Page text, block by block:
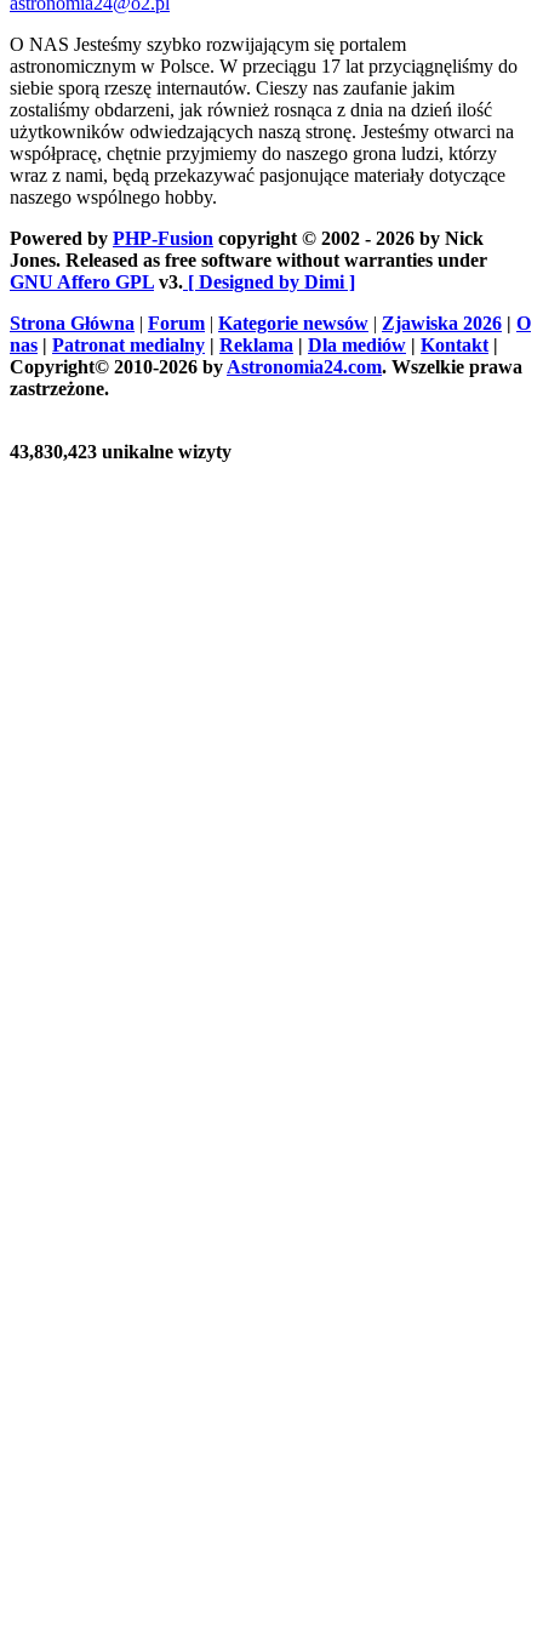
O NAS Jesteśmy szybko rozwijającym się portalem
astronomicznym w Polsce. W przeciągu 17 lat przyciągnęliśmy do
siebie sporą rzeszę internautów. Cieszy nas zaufanie jakim
zostaliśmy obdarzeni, jak również rosnąca z dnia na dzień ilość
użytkowników odwiedzających naszą stronę. Jesteśmy otwarci na
współpracę, chętnie przyjmiemy do naszego grona ludzi, którzy
wraz z nami, będą przekazywać pasjonujące materiały dotyczące
naszego wspólnego hobby.
Powered by PHP-Fusion copyright © 2002 - 2026 by Nick
Jones. Released as free software without warranties under
GNU Affero GPL v3. [ Designed by Dimi ]
Strona Główna | Forum | Kategorie newsów | Zjawiska 2026 | O
nas | Patronat medialny | Reklama | Dla mediów | Kontakt |
Copyright© 2010-2026 by Astronomia24.com. Wszelkie prawa
zastrzeżone.
43,830,423 unikalne wizyty